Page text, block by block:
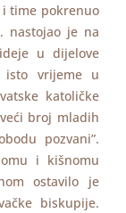
i time pokrenuo
nastojao je na
u dijelove
vrijeme u
katoličke
broj mladih
pozvani”.
i kišnomu
ostavilo je
biskupije.